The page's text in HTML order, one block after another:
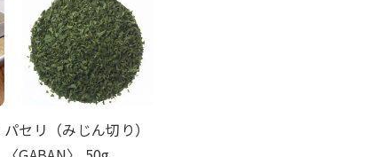
パセリ（みじん切り）